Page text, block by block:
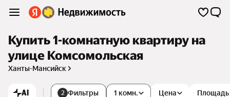
Купить 1-комнатную квартиру на
улице Комсомольская
Ханты-Мансийск
AI 2 Фильтры 1 комн. Цена Площадь